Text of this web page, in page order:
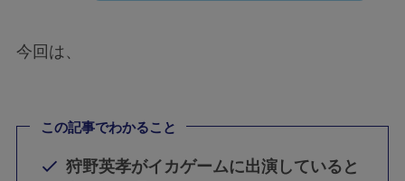
今回は、
この記事でわかること
狩野英孝がイカゲームに出演していると